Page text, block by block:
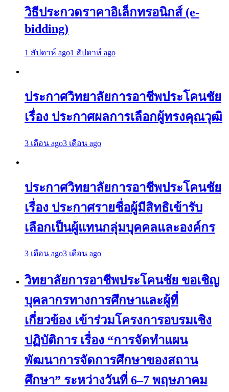
วิธีประกวดราคาอิเล็กทรอนิกส์ (e-
bidding)
1 สัปดาห์ ago1 สัปดาห์ ago
ประกาศวิทยาลัยการอาชีพประโคนชัย
เรื่อง ประกาศผลการเลือกผู้ทรงคุณวุฒิ
3 เดือน ago3 เดือน ago
ประกาศวิทยาลัยการอาชีพประโคนชัย
เรื่อง ประกาศรายชื่อผู้มีสิทธิเข้ารับ
เลือกเป็นผู้แทนกลุ่มบุคคลและองค์กร
3 เดือน ago3 เดือน ago
วิทยาลัยการอาชีพประโคนชัย ขอเชิญ
บุคลากรทางการศึกษาและผู้ที่
เกี่ยวข้อง เข้าร่วมโครงการอบรมเชิง
ปฏิบัติการ เรื่อง “การจัดทำแผน
พัฒนาการจัดการศึกษาของสถาน
ศึกษา” ระหว่างวันที่ 6–7 พฤษภาคม